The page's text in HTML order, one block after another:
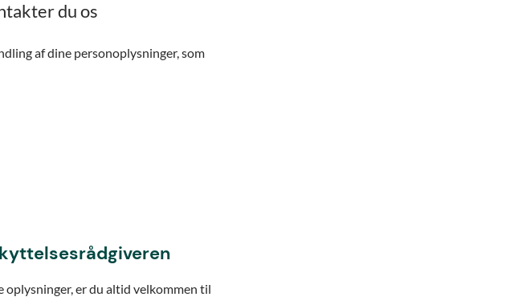
du os
af dine personoplysninger, som
oplysninger, er du altid velkommen til